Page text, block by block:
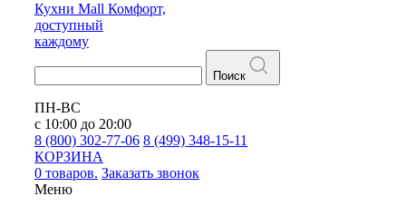
Кухни Mall Комфорт,
доступный
каждому
Поиск
ПН-ВС
с 10:00 до 20:00
8 (800) 302-77-06 8 (499) 348-15-11
КОРЗИНА
0 товаров. Заказать звонок
Меню